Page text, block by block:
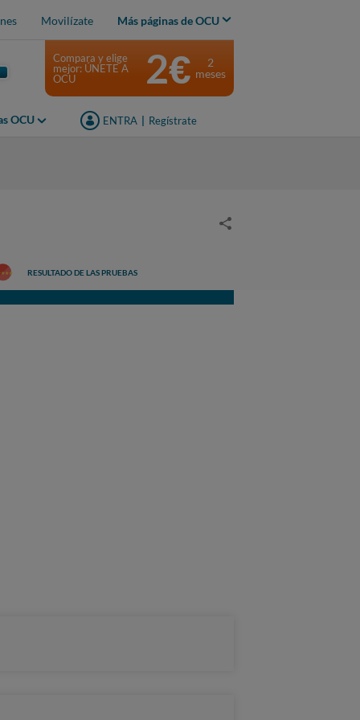
Movilízate Más páginas de OCU
OCU ENTRA Regístrate
Compara y elige
mejor: ÚNETE A
OCU
2€
2
meses
RESULTADO DE LAS PRUEBAS